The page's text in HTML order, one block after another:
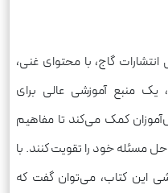
گاج، با محتوای غنی،
منبع آموزشی عالی برای
کمک می‌کند تا مفاهیم
مسئله خود را تقویت کنند. با
این کتاب، می‌توان گفت که